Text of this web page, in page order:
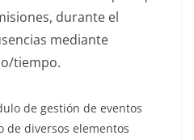
durante el
mediante
tiempo.
de gestión de eventos
de diversos elementos